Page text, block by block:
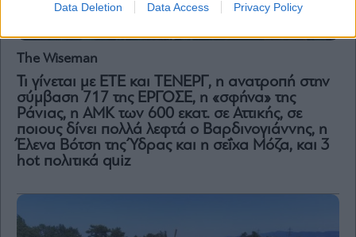
Data Deletion Data Access Privacy Policy
The Wiseman
Τι γίνεται με ΕΤΕ και ΤΕΝΕΡΓ, η ανατροπή στην
σύμβαση 717 της ΕΡΓΟΣΕ, η «σφήνα» της
Ράνιας, η ΑΜΚ των 600 εκατ. σε Αττικής, σε
ποιους δίνει πολλά λεφτά ο Βαρδινογιάννης, η
Έλενα Βότση της Ύδρας και η σεΐχα Μόζα, και 3
hot πολιτικά quiz